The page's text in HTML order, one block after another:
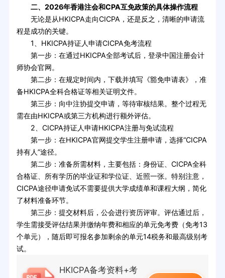
二、2026年香港注会和CPA互免政策的具体操作流程
无论是从HKICPA走向CICPA，还是反之，清晰的申请流
程是成功的关键。
1、HKICPA持证人申请CICPA免考流程
第一步：在通过HKICPA全部考试后，登录中国注册会计
师协会官网。
第二步：在规定时间内，下载并填写《豁免申请表》，准
备HKICPA全科合格证等相关证明文件。
第三步：向中注协提交申请，等待审核结果。整个过程无
需在由HKICPA或第三方机构进行额外评估。
2、CICPA持证人申请HKICPA注册与免试流程
第一步：在HKICPA官网提交学生注册申请，选择“CICPA
持有人”途径。
第二步：准备所需材料，主要包括：身份证、CICPA全科
合格证、所有学历的毕业证和学位证、近照一张。特别注意，
CICPA途径申请免试不需要提供大学成绩单和课程大纲，简化
了材料准备环节。
第三步：提交材料后，公会进行资历评审。评估通过后，
学生需接受评估结果并缴纳年费和相应的单元免考费（免考13
个单元），随后即可报名参加剩余的单元14税务和最高级别考
试。
HKICPA备考资料+考